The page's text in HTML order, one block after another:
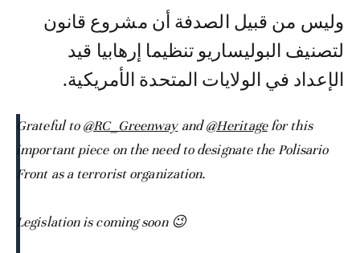
وليس من قبيل الصدفة أن مشروع قانون
لتصنيف البوليساريو تنظيما إرهابيا قيد
الإعداد في الولايات المتحدة الأمريكية.
Grateful to@RC_Greenwayand@Heritagefor this
important piece on the need to designate the Polisario
Front as a terrorist organization.
Legislation is coming soon 😉